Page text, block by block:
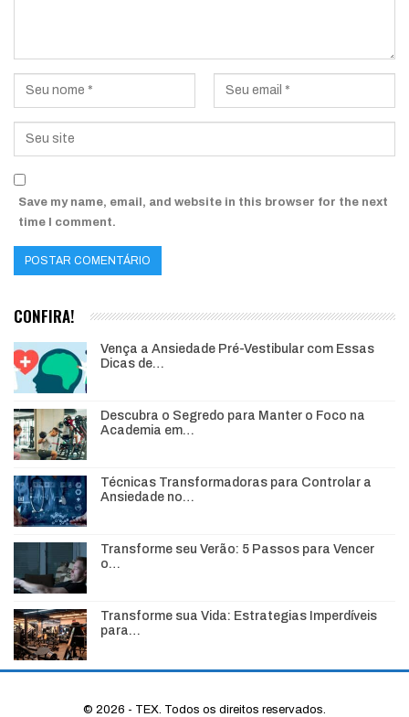
Save my name, email, and website in this browser for the next
time I comment.
CONFIRA!
Vença a Ansiedade Pré-Vestibular com Essas
Dicas de…
Descubra o Segredo para Manter o Foco na
Academia em…
Técnicas Transformadoras para Controlar a
Ansiedade no…
Transforme seu Verão: 5 Passos para Vencer
o…
Transforme sua Vida: Estrategias Imperdíveis
para…
© 2026 - TEX. Todos os direitos reservados.